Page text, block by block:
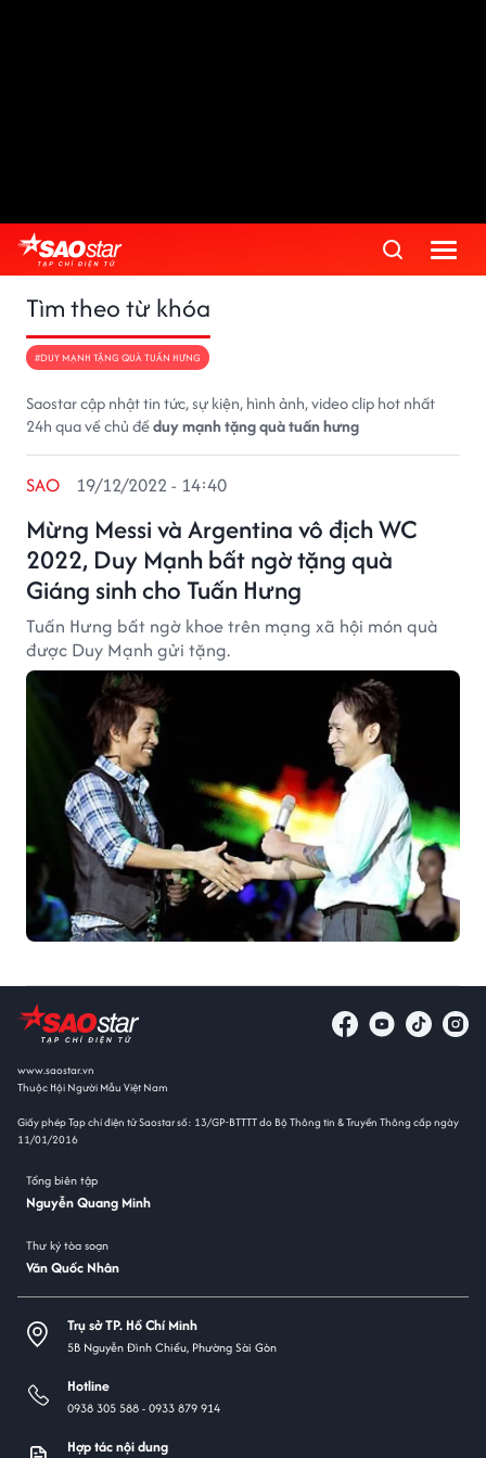
Tìm theo từ khóa
#DUY MẠNH TẶNG QUÀ TUẤN HƯNG
Saostar cập nhật tin tức, sự kiện, hình ảnh, video clip hot nhất
24h qua về chủ đềduy mạnh tặng quà tuấn hưng
Mừng Messi và Argentina vô địch WC
2022, Duy Mạnh bất ngờ tặng quà
Giáng sinh cho Tuấn Hưng
SAO 19/12/2022 - 14:40
Tuấn Hưng bất ngờ khoe trên mạng xã hội món quà
được Duy Mạnh gửi tặng.
www.saostar.vn
Thuộc Hội Người Mẫu Việt Nam
Giấy phép Tạp chí điện tử Saostar số: 13/GP-BTTTT do Bộ Thông tin & Truyền Thông cấp ngày
11/01/2016
Tổng biên tập
Nguyễn Quang Minh
Thư ký tòa soạn
Văn Quốc Nhân
Trụ sở TP. Hồ Chí Minh
5B Nguyễn Đình Chiểu, Phường Sài Gòn
Hotline
0938 305 588 -0933 879 914
Hợp tác nội dung